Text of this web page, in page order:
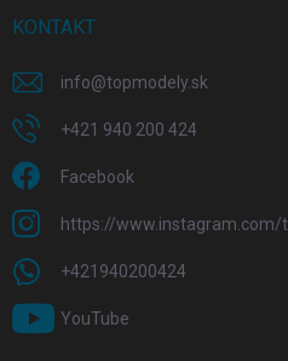
KONTAKT
info@topmodely.sk
+421 940 200 424
Facebook
https://www.instagram.com/
+421940200424
YouTube